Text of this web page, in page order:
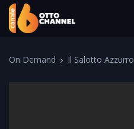
On Demand Il Salotto Azzurro